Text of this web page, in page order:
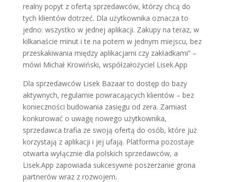
realny popyt z ofertą sprzedawców, którzy chcą do
tych klientów dotrzeć. Dla użytkownika oznacza to
jedno: wszystko w jednej aplikacji. Zakupy na teraz, w
kilkanaście minut i te na potem w jednym miejscu, bez
przeskakiwania między aplikacjami czy zakładkami” –
mówi Michał Krowiński, współzałożyciel Lisek.App
Dla sprzedawców Lisek Bazaar to dostęp do bazy
aktywnych, regularnie powracających klientów – bez
konieczności budowania zasięgu od zera. Zamiast
konkurować o uwagę nowego użytkownika,
sprzedawca trafia ze swoją ofertą do osób, które już
korzystają z aplikacji i jej ufają. Platforma pozostaje
otwarta wyłącznie dla polskich sprzedawców, a
Lisek.App zapowiada sukcesywne poszerzanie grona
partnerów wraz z rozwojem.